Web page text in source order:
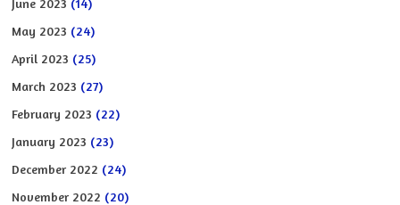
May 2023 (24)
April 2023 (25)
March 2023 (27)
February 2023 (22)
January 2023 (23)
December 2022 (24)
November 2022 (20)